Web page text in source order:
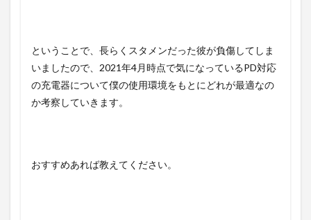
ということで、長らくスタメンだった彼が負傷してしま
いましたので、2021年4月時点で気になっているPD対応
の充電器について僕の使用環境をもとにどれが最適なの
か考察していきます。
おすすめあれば教えてください。